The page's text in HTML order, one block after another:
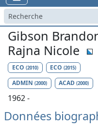
Gibson
Rajna Nicole
ECO (2010) ECO(2015)
ADMIN (2000) ACAD(2000)
1962 -
Données